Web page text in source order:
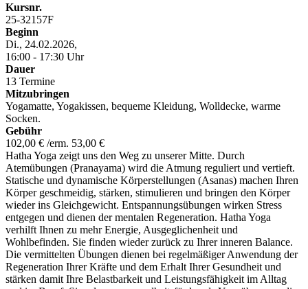
Kursnr.
25-32157F
Beginn
Di., 24.02.2026,
16:00 - 17:30 Uhr
Dauer
13 Termine
Mitzubringen
Yogamatte, Yogakissen, bequeme Kleidung, Wolldecke, warme
Socken.
Gebühr
102,00 € /erm. 53,00 €
Hatha Yoga zeigt uns den Weg zu unserer Mitte. Durch
Atemübungen (Pranayama) wird die Atmung reguliert und vertieft.
Statische und dynamische Körperstellungen (Asanas) machen Ihren
Körper geschmeidig, stärken, stimulieren und bringen den Körper
wieder ins Gleichgewicht. Entspannungsübungen wirken Stress
entgegen und dienen der mentalen Regeneration. Hatha Yoga
verhilft Ihnen zu mehr Energie, Ausgeglichenheit und
Wohlbefinden. Sie finden wieder zurück zu Ihrer inneren Balance.
Die vermittelten Übungen dienen bei regelmäßiger Anwendung der
Regeneration Ihrer Kräfte und dem Erhalt Ihrer Gesundheit und
stärken damit Ihre Belastbarkeit und Leistungsfähigkeit im Alltag